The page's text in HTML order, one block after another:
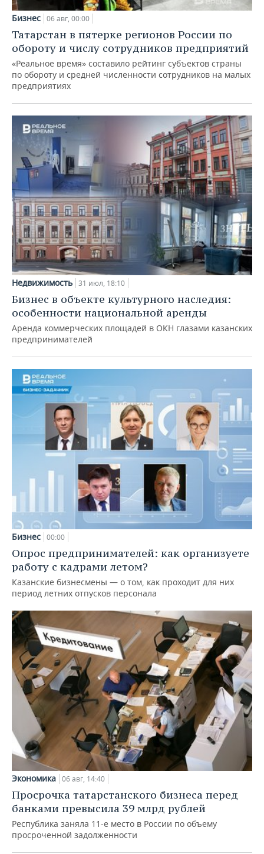
Бизнес 06 авг, 00:00
Татарстан в пятерке регионов России по
обороту и числу сотрудников предприятий
«Реальное время» составило рейтинг субъектов страны
по обороту и средней численности сотрудников на малых
предприятиях
Недвижимость 31 июл, 18:10
Бизнес в объекте культурного наследия:
особенности национальной аренды
Аренда коммерческих площадей в ОКН глазами казанских
предпринимателей
Бизнес 00:00
Опрос предпринимателей: как организуете
работу с кадрами летом?
Казанские бизнесмены — о том, как проходит для них
период летних отпусков персонала
Экономика 06 авг, 14:40
Просрочка татарстанского бизнеса перед
банками превысила 39 млрд рублей
Республика заняла 11-е место в России по объему
просроченной задолженности